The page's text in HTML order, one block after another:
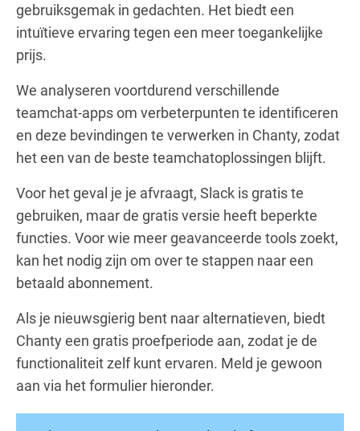
gebruiksgemak in gedachten. Het biedt een
intuïtieve ervaring tegen een meer toegankelijke
prijs.
We analyseren voortdurend verschillende
teamchat-apps om verbeterpunten te identificeren
en deze bevindingen te verwerken in Chanty, zodat
het een van de beste teamchatoplossingen blijft.
Voor het geval je je afvraagt, Slack is gratis te
gebruiken, maar de gratis versie heeft beperkte
functies. Voor wie meer geavanceerde tools zoekt,
kan het nodig zijn om over te stappen naar een
betaald abonnement.
Als je nieuwsgierig bent naar alternatieven, biedt
Chanty een gratis proefperiode aan, zodat je de
functionaliteit zelf kunt ervaren. Meld je gewoon
aan via het formulier hieronder.